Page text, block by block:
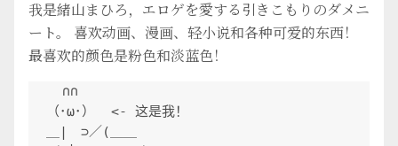
我是緒山まひろ，エロゲを愛する引きこもりのダメニ
ート。 喜欢动画、漫画、轻小说和各种可爱的东西！
最喜欢的颜色是粉色和淡蓝色！
  ∩∩
（･ω･）  <- 这是我！
＿|　⊃／(＿＿